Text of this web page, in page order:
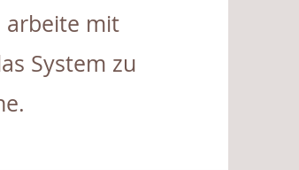
arbeite mit
System zu